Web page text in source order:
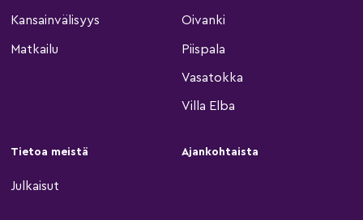
Kansainvälisyys
Matkailu
Oivanki
Piispala
Vasatokka
Villa Elba
Tietoa meistä
Julkaisut
Ajankohtaista